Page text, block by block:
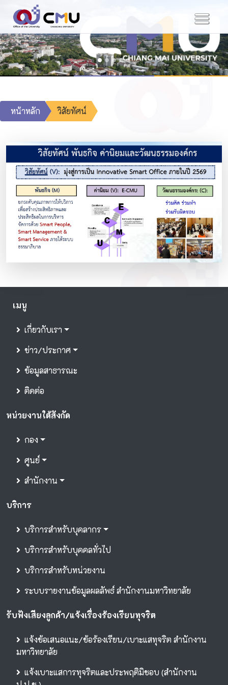
Previous Next
หน้าหลัก วิสัยทัศน์
เมนู
เกี่ยวกับเรา
ข่าว/ประกาศ
ข้อมูลสาธารณะ
ติดต่อ
หน่วยงานใต้สังกัด
กอง
ศูนย์
สำนักงาน
บริการ
บริการสำหรับบุคลากร
บริการสำหรับบุคคลทั่วไป
บริการสำหรับหน่วยงาน
ระบบรายงานข้อมูลผลลัพธ์ สำนักงานมหาวิทยาลัย
รับฟังเสียงลูกค้า/แจ้งเรื่องร้องเรียนทุจริต
แจ้งข้อเสนอแนะ/ข้อร้องเรียน/เบาะแสทุจริต สำนักงาน
มหาวิทยาลัย
แจ้งเบาะแสการทุจริตและประพฤติมิชอบ (สำนักงาน